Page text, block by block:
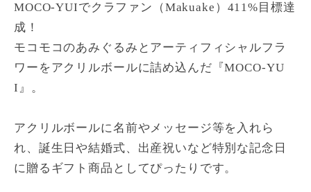
MOCO-YUIでクラファン（Makuake）411%目標達
成！
モコモコのあみぐるみとアーティフィシャルフラ
ワーをアクリルボールに詰め込んだ『MOCO-YU
I』。
アクリルボールに名前やメッセージ等を入れら
れ、誕生日や結婚式、出産祝いなど特別な記念日
に贈るギフト商品としてぴったりです。